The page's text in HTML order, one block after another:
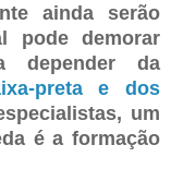
ainda serão
pode demorar
depender da
preta e dos
um
é a formação